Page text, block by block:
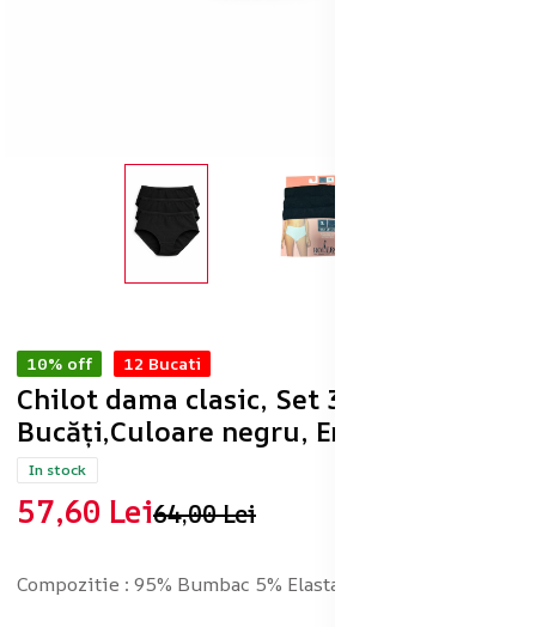
10% off 12 Bucati
Chilot dama clasic, Set 3
Bucăți,Culoare negru, Engros
In stock
57,60 Lei64,00 Lei
Compozitie : 95% Bumbac 5% Elastan